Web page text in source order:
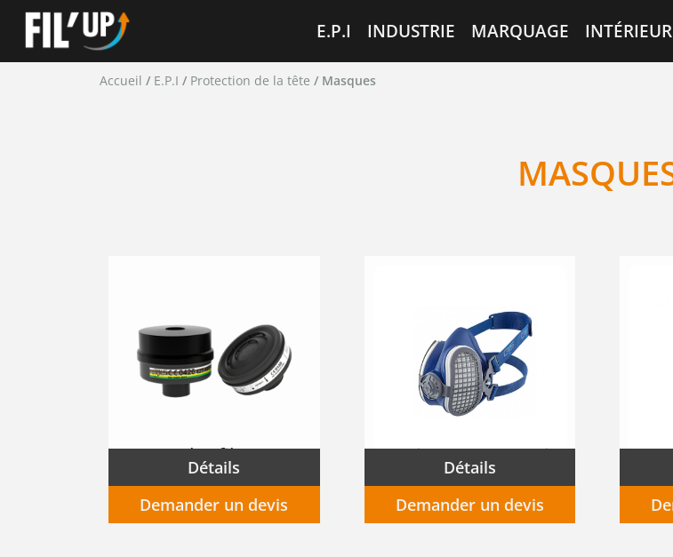
E.P.I INDUSTRIE MARQUAGE INTÉRIEUR
Accueil / E.P.I / Protection de la tête / Masques
Cartouche filtrante P3R pour masque complet
Détails
Demander un devis
Demi-masque respiratoire Elipse P3RD avec filtres
Détails
Demander un devis
Cookies management panel